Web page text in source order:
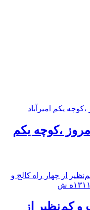
،کوچه یکم
کم‌نظیر از